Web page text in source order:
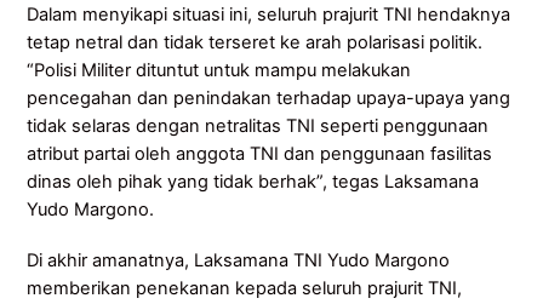
Dalam menyikapi situasi ini, seluruh prajurit TNI hendaknya
tetap netral dan tidak terseret ke arah polarisasi politik.
“Polisi Militer dituntut untuk mampu melakukan
pencegahan dan penindakan terhadap upaya-upaya yang
tidak selaras dengan netralitas TNI seperti penggunaan
atribut partai oleh anggota TNI dan penggunaan fasilitas
dinas oleh pihak yang tidak berhak”, tegas Laksamana
Yudo Margono.
Di akhir amanatnya, Laksamana TNI Yudo Margono
memberikan penekanan kepada seluruh prajurit TNI,